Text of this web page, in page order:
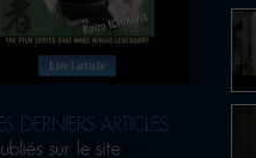
Lire l'article